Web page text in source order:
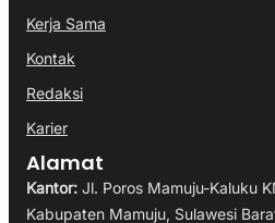
Kerja Sama
Kontak
Redaksi
Karier
Alamat
Kantor: Jl. Poros Mamuju-Kaluku
Kabupaten Mamuju, Sulawesi